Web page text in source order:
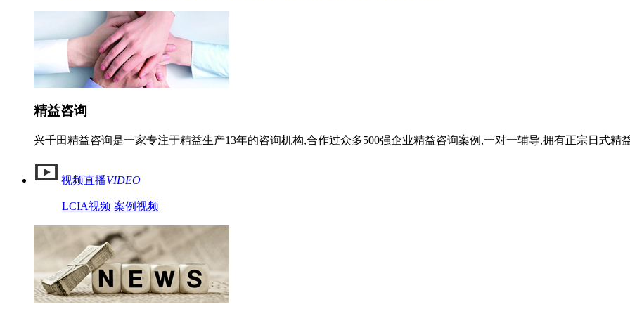
精益咨询
兴千田精益咨询是一家专注于精益生产13年的咨询机构,合作过众多500强企业精益咨询案例,一对一辅导,拥有正宗日式精
视频直播VIDEO
LCIA视频 案例视频